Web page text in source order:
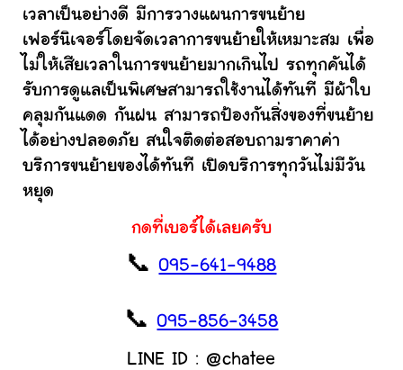
เวลาเป็นอย่างดี มีการวางแผนการขนย้าย
เฟอร์นิเจอร์โดยจัดเวลาการขนย้ายให้เหมาะสม เพื่อ
ไม่ให้เสียเวลาในการขนย้ายมากเกินไป รถทุกคันได้
รับการดูแลเป็นพิเศษสามารถใช้งานได้ทันที มีผ้าใบ
คลุมกันแดด กันฝน สามารถป้องกันสิ่งของที่ขนย้าย
ได้อย่างปลอดภัย สนใจติดต่อสอบถามราคาค่า
บริการขนย้ายของได้ทันที เปิดบริการทุกวันไม่มีวัน
หยุด
กดที่เบอร์ได้เลยครับ
📞095-641-9488
📞095-856-3458
LINE ID : @chatee